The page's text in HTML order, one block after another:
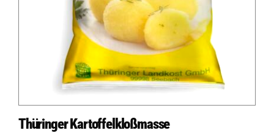
Thüringer Kartoffelkloßmasse